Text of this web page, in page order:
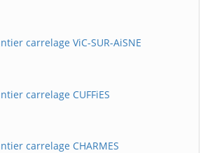
carrelage ViC-SUR-AiSNE
carrelage CUFFiES
carrelage CHARMES